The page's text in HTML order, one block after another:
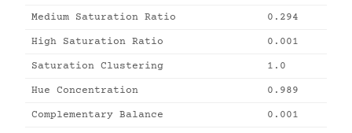
Medium Saturation Ratio 0.294
High Saturation Ratio 0.001
Saturation Clustering 1.0
Hue Concentration 0.989
Complementary Balance 0.001